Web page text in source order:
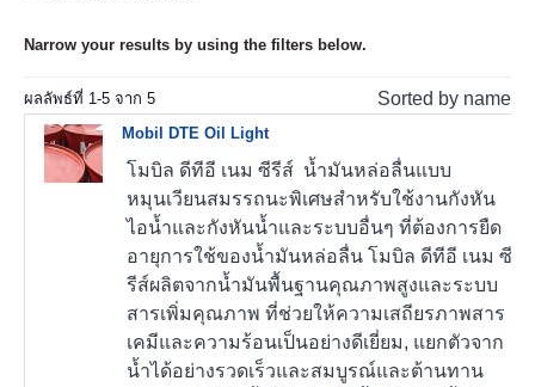
Narrow your results by using the filters below.
ผลลัพธ์ที่ 1-5 จาก 5 Sorted by name
Mobil DTE Oil Light
โมบิล ดีทีอี เนม ซีรีส์ น้ำมันหล่อลื่นแบบ
หมุนเวียนสมรรถนะพิเศษสำหรับใช้งานกังหัน
ไอน้ำและกังหันน้ำและระบบอื่นๆ ที่ต้องการยืด
อายุการใช้ของน้ำมันหล่อลื่น โมบิล ดีทีอี เนม ซี
รีส์ผลิตจากน้ำมันพื้นฐานคุณภาพสูงและระบบ
สารเพิ่มคุณภาพ ที่ช่วยให้ความเสถียรภาพสาร
เคมีและความร้อนเป็นอย่างดีเยี่ยม, แยกตัวจาก
น้ำได้อย่างรวดเร็วและสมบูรณ์และต้านทาน